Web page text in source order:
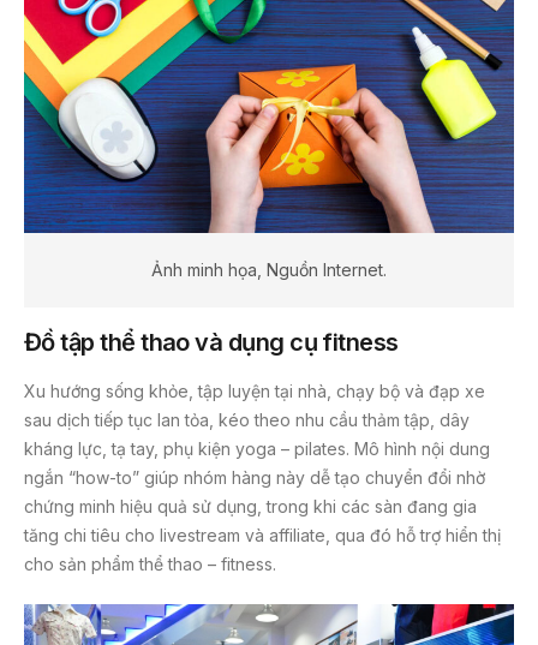
Ảnh minh họa, Nguồn Internet.
Đồ tập thể thao và dụng cụ fitness
Xu hướng sống khỏe, tập luyện tại nhà, chạy bộ và đạp xe
sau dịch tiếp tục lan tỏa, kéo theo nhu cầu thảm tập, dây
kháng lực, tạ tay, phụ kiện yoga – pilates. Mô hình nội dung
ngắn “how-to” giúp nhóm hàng này dễ tạo chuyển đổi nhờ
chứng minh hiệu quả sử dụng, trong khi các sàn đang gia
tăng chi tiêu cho livestream và affiliate, qua đó hỗ trợ hiển thị
cho sản phẩm thể thao – fitness.